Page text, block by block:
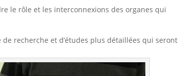
le rôle et les interconnexions des organes qui
recherche et d’études plus détaillées qui seront